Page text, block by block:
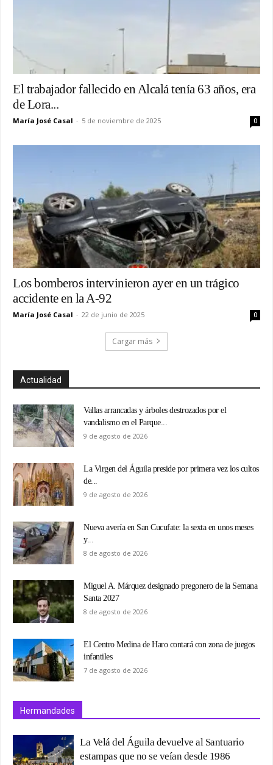
El trabajador fallecido en Alcalá tenía 63 años, era
de Lora...
María José Casal - 5 de noviembre de 2025 0
Los bomberos intervinieron ayer en un trágico
accidente en la A-92
María José Casal - 22 de junio de 2025 0
Cargar más
Actualidad
Vallas arrancadas y árboles destrozados por el
vandalismo en el Parque...
9 de agosto de 2026
La Virgen del Águila preside por primera vez los cultos
de...
9 de agosto de 2026
Nueva avería en San Cucufate: la sexta en unos meses
y...
8 de agosto de 2026
Miguel A. Márquez designado pregonero de la Semana
Santa 2027
8 de agosto de 2026
El Centro Medina de Haro contará con zona de juegos
infantiles
7 de agosto de 2026
Hermandades
La Velá del Águila devuelve al Santuario
estampas que no se veían desde 1986